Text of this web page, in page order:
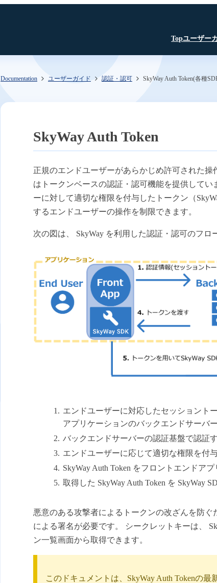
Topユーザー
はじめに 認証・認可
iOS SDK
Linux SDK
録音・録画 AI Noise
文字起こし β版 SkyWay コン
用語集
JavaScript SDK JavaScript SDK
Linux SDK
Recording API
JavaScript SDK iOS SDK
Unity
Documentation ユーザーガイド 認証・認可 SkyWay Auth Token(各種
SkyWay Auth Token
正規のエンドユーザーがあらかじめ許可された
はトークンベースの認証・認可機能を提供して
ーに対して適切な権限を付与したトークン（
するエンドユーザーの操作を制限できます。
次の図は、 SkyWay を利用した認証・認可のフロ
エンドユーザーに対応したセッショント
アプリケーションのバックエンドサーバ
バックエンドサーバーの認証基盤で認証
エンドユーザーに応じて適切な権限を付
SkyWay Auth Token をフロントエンドア
取得した SkyWay Auth Token を SkyWay
悪意のある攻撃者によるトークンの改ざんを防ぐ
による署名が必要です。 シークレットキーは、
ン一覧画面から取得できます。
このドキュメントは、SkyWay Auth Tokenの